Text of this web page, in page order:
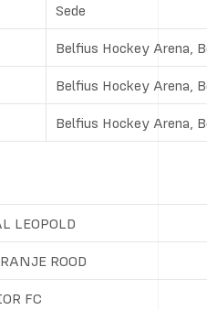
Sede
Belfius Hockey Arena,
Belfius Hockey Arena,
Belfius Hockey Arena,
LEOPOLD
ROOD
FC